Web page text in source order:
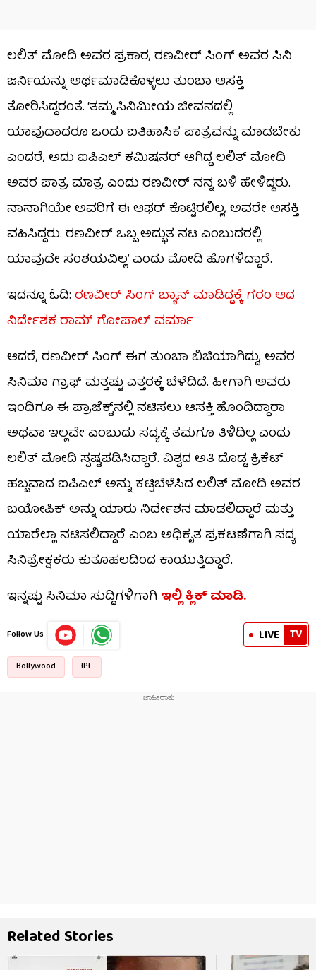
ಲಲಿತ್ ಮೋದಿ ಅವರ ಪ್ರಕಾರ, ರಣವೀರ್ ಸಿಂಗ್ ಅವರ ಸಿನಿ
ಜರ್ನಿಯನ್ನು ಅರ್ಥಮಾಡಿಕೊಳ್ಳಲು ತುಂಬಾ ಆಸಕ್ತಿ
ತೋರಿಸಿದ್ದರಂತೆ. ‘ತಮ್ಮ ಸಿನಿಮೀಯ ಜೀವನದಲ್ಲಿ
ಯಾವುದಾದರೂ ಒಂದು ಐತಿಹಾಸಿಕ ಪಾತ್ರವನ್ನು ಮಾಡಬೇಕು
ಎಂದರೆ, ಅದು ಐಪಿಎಲ್ ಕಮಿಷನರ್ ಆಗಿದ್ದ ಲಲಿತ್ ಮೋದಿ
ಅವರ ಪಾತ್ರ ಮಾತ್ರ ಎಂದು ರಣವೀರ್ ನನ್ನ ಬಳಿ ಹೇಳಿದ್ದರು.
ನಾನಾಗಿಯೇ ಅವರಿಗೆ ಈ ಆಫರ್ ಕೊಟ್ಟಿರಲಿಲ್ಲ, ಅವರೇ ಆಸಕ್ತಿ
ವಹಿಸಿದ್ದರು. ರಣವೀರ್ ಒಬ್ಬ ಅದ್ಭುತ ನಟ ಎಂಬುದರಲ್ಲಿ
ಯಾವುದೇ ಸಂಶಯವಿಲ್ಲ’ ಎಂದು ಮೋದಿ ಹೊಗಳಿದ್ದಾರೆ.
ಇದನ್ನೂ ಓದಿ:ರಣವೀರ್ ಸಿಂಗ್ ಬ್ಯಾನ್ ಮಾಡಿದ್ದಕ್ಕೆ ಗರಂ ಆದ
ನಿರ್ದೇಶಕ ರಾಮ್ ಗೋಪಾಲ್ ವರ್ಮಾ
ಆದರೆ, ರಣವೀರ್ ಸಿಂಗ್ ಈಗ ತುಂಬಾ ಬಿಜಿಯಾಗಿದ್ದು, ಅವರ
ಸಿನಿಮಾ ಗ್ರಾಫ್ ಮತ್ತಷ್ಟು ಎತ್ತರಕ್ಕೆ ಬೆಳೆದಿದೆ. ಹೀಗಾಗಿ ಅವರು
ಇಂದಿಗೂ ಈ ಪ್ರಾಜೆಕ್ಟ್‌ನಲ್ಲಿ ನಟಿಸಲು ಆಸಕ್ತಿ ಹೊಂದಿದ್ದಾರಾ
ಅಥವಾ ಇಲ್ಲವೇ ಎಂಬುದು ಸದ್ಯಕ್ಕೆ ತಮಗೂ ತಿಳಿದಿಲ್ಲ ಎಂದು
ಲಲಿತ್ ಮೋದಿ ಸ್ಪಷ್ಟಪಡಿಸಿದ್ದಾರೆ. ವಿಶ್ವದ ಅತಿ ದೊಡ್ಡ ಕ್ರಿಕೆಟ್
ಹಬ್ಬವಾದ ಐಪಿಎಲ್ ಅನ್ನು ಕಟ್ಟಿಬೆಳೆಸಿದ ಲಲಿತ್ ಮೋದಿ ಅವರ
ಬಯೋಪಿಕ್ ಅನ್ನು ಯಾರು ನಿರ್ದೇಶನ ಮಾಡಲಿದ್ದಾರೆ ಮತ್ತು
ಯಾರೆಲ್ಲಾ ನಟಿಸಲಿದ್ದಾರೆ ಎಂಬ ಅಧಿಕೃತ ಪ್ರಕಟಣೆಗಾಗಿ ಸದ್ಯ
ಸಿನಿಪ್ರೇಕ್ಷಕರು ಕುತೂಹಲದಿಂದ ಕಾಯುತ್ತಿದ್ದಾರೆ.
ಇನ್ನಷ್ಟು ಸಿನಿಮಾ ಸುದ್ದಿಗಳಿಗಾಗಿಇಲ್ಲಿ ಕ್ಲಿಕ್​ ಮಾಡಿ.
Follow Us LIVE TV
Bollywood IPL
Related Stories